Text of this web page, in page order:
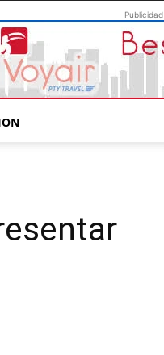
Publicidad